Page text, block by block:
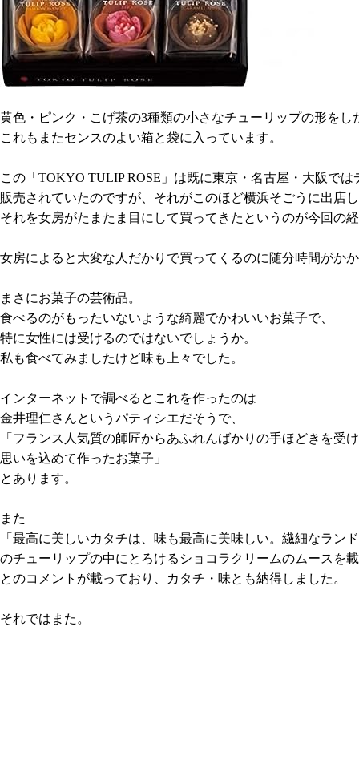
黄色・ピンク・こげ茶の3種類の小さなチューリップの形をし
これもまたセンスのよい箱と袋に入っています。
この「 TOKYO TULIP ROSE 」は既に東京・名古屋・大阪では
販売されていたのですが、それがこのほど横浜そごうに出店
それを女房がたまたま目にして買ってきたというのが今回の
女房によると大変な人だかりで買ってくるのに随分時間がか
まさにお菓子の芸術品。
食べるのがもったいないような綺麗でかわいいお菓子で、
特に女性には受けるのではないでしょうか。
私も食べてみましたけど味も上々でした。
インターネットで調べるとこれを作ったのは
金井理仁さんというパティシエだそうで、
「フランス人気質の師匠からあふれんばかりの手ほどきを受
思いを込めて作ったお菓子」
とあります。
また
「最高に美しいカタチは、味も最高に美味しい。繊細なラン
のチューリップの中にとろけるショコラクリームのムースを
とのコメントが載っており、カタチ・味とも納得しました。
それではまた。